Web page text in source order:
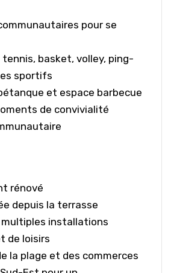
pour se
tennis, basket, volley, ping-
sportifs
et espace barbecue
de convivialité
rénové
depuis la terrasse
multiples installations
de loisirs
la plage et des commerces